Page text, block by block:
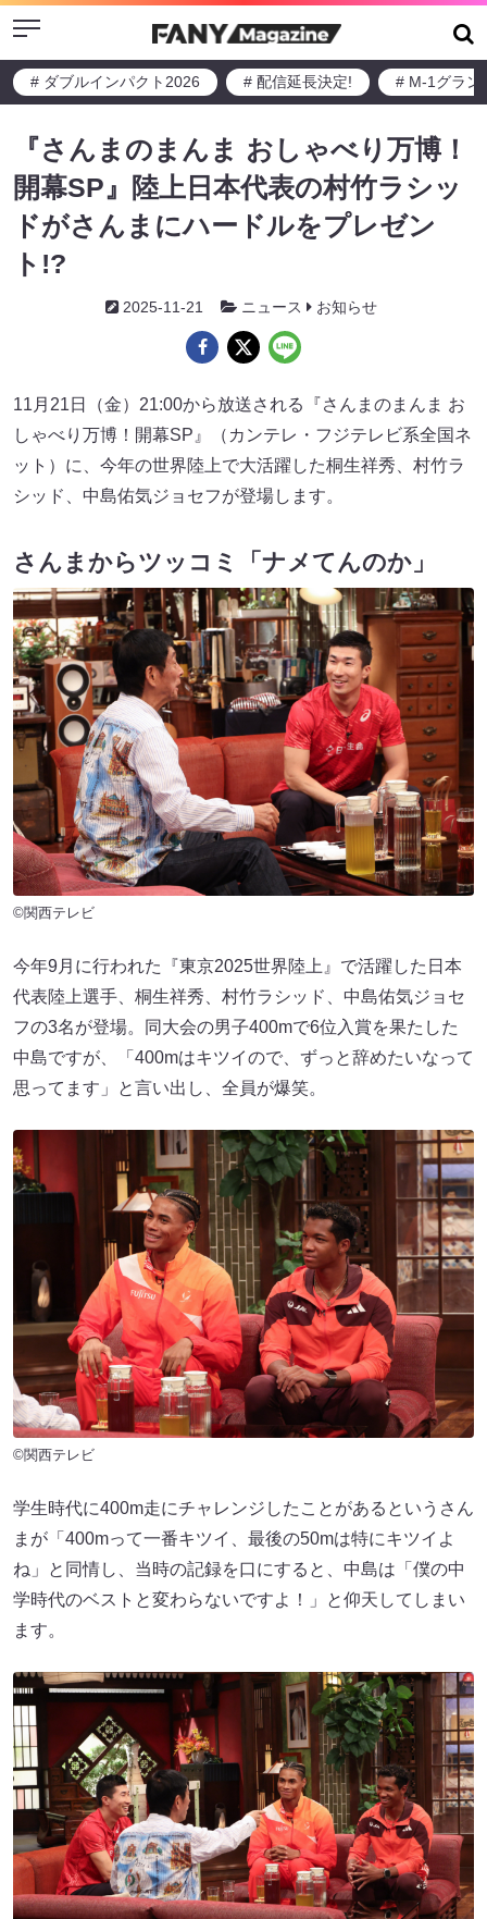
Menu
# ダブルインパクト2026 # 配信延長決定! # M-1グラン
『さんまのまんま おしゃべり万博！
開幕SP』陸上日本代表の村竹ラシッ
ドがさんまにハードルをプレゼン
ト!?
2025-11-21 ニュース お知らせ
11月21日（金）21:00から放送される『さんまのまんま お
しゃべり万博！開幕SP』（カンテレ・フジテレビ系全国ネ
ット）に、今年の世界陸上で大活躍した桐生祥秀、村竹ラ
シッド、中島佑気ジョセフが登場します。
さんまからツッコミ「ナメてんのか」
©関西テレビ
今年9月に行われた『東京2025世界陸上』で活躍した日本
代表陸上選手、桐生祥秀、村竹ラシッド、中島佑気ジョセ
フの3名が登場。同大会の男子400mで6位入賞を果たした
中島ですが、「400mはキツイので、ずっと辞めたいなって
思ってます」と言い出し、全員が爆笑。
©関西テレビ
学生時代に400m走にチャレンジしたことがあるというさん
まが「400mって一番キツイ、最後の50mは特にキツイよ
ね」と同情し、当時の記録を口にすると、中島は「僕の中
学時代のベストと変わらないですよ！」と仰天してしまい
ます。